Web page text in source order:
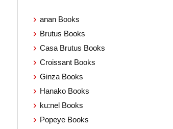
anan Books
Brutus Books
Casa Brutus Books
Croissant Books
Ginza Books
Hanako Books
ku:nel Books
Popeye Books